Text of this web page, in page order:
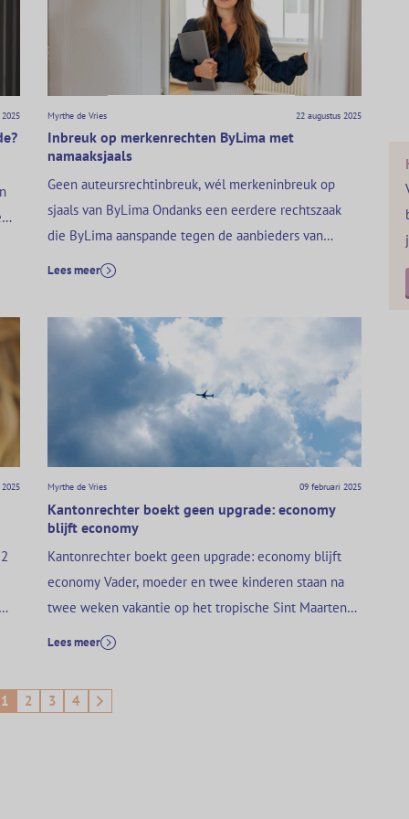
Myrthe de Vries 22 augustus 2025
Inbreuk op merkenrechten ByLima met
namaaksjaals
Geen auteursrechtinbreuk, wél merkeninbreuk op
sjaals van ByLima Ondanks een eerdere rechtszaak
die ByLima aanspande tegen de aanbieders van
namaakproducten (zie ECLI:NL:RBAMS:2019:10129 en
eigendomsrechten, lijkt dit hen er niet van te
weerhouden om door te gaan. Op 5 augustus 2025…
Lees meer
Myrthe de Vries 09 februari 2025
Kantonrechter boekt geen upgrade: economy
blijft economy
Kantonrechter boekt geen upgrade: economy blijft
economy Vader, moeder en twee kinderen staan na
twee weken vakantie op het tropische Sint Maarten
op het punt om terug naar Amsterdam te vliegen, met
entertainmentschermen en luxere snacks hebben zij
Lees meer
1 2 3 4